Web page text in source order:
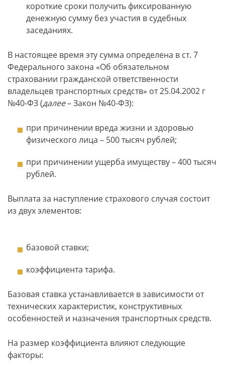
короткие сроки получить фиксированную
денежную сумму без участия в судебных
заседаниях.
В настоящее время эту сумма определена в ст. 7
Федерального закона «Об обязательном
страховании гражданской ответственности
владельцев транспортных средств» от 25.04.2002 г
№40-ФЗ (далее– Закон №40-ФЗ):
при причинении вреда жизни и здоровью
физического лица – 500 тысяч рублей;
при причинении ущерба имуществу – 400 тысяч
рублей.
Выплата за наступление страхового случая состоит
из двух элементов:
базовой ставки;
коэффициента тарифа.
Базовая ставка устанавливается в зависимости от
технических характеристик, конструктивных
особенностей и назначения транспортных средств.
На размер коэффициента влияют следующие
факторы: